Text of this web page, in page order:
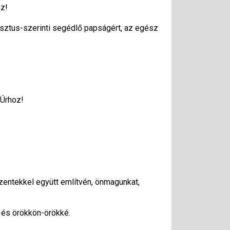
szerinti segédlő papságért, az egész
együtt említvén, önmagunkat,
örökkön-örökké.